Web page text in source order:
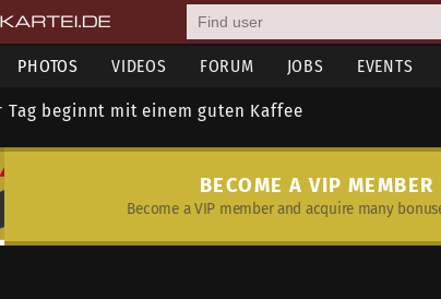
PHOTOS VIDEOS FORUM JOBS EVENTS
Tag beginnt mit einem guten Kaffee
BECOME A VIP MEMBER
Become a VIP member and acquire many